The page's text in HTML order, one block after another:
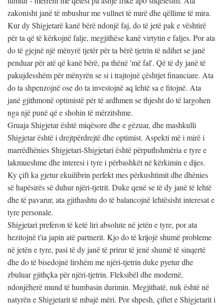
zakonisht janë të mbushur me vullnet të mirë dhe qëllime të mira.
Kur dy Shigjetarë kanë bërë ndonjë faj, do të jetë pak e vështirë
për ta që të kërkojnë falje, megjithëse kanë virtytin e faljes. Por ata
do të gjejnë një mënyrë tjetër për ta bërë tjetrin të ndihet se janë
penduar për atë që kanë bërë, pa thënë 'më fal'. Që të dy janë të
pakujdesshëm për mënyrën se si i trajtojnë çështjet financiare. Ata
do ta shpenzojnë ose do ta investojnë aq lehtë sa e fitojnë. Ata
janë gjithmonë optimistë për të ardhmen se thjesht do të largohen
nga një punë që e shohin të mërzitshme.
Gruaja Shigjetar është miqësore dhe e gëzuar, dhe mashkulli
Shigjetar është i drejtpërdrejtë dhe optimist. Aspekti më i mirë i
marrëdhënies Shigjetari-Shigjetari është përputhshmëria e tyre e
lakmueshme dhe interesi i tyre i përbashkët në kërkimin e dijes.
Ky çift ka gjetur ekuilibrin perfekt mes përkushtimit dhe dhënies
së hapësirës së duhur njëri-tjetrit. Duke qenë se të dy janë të lehtë
dhe të pavarur, ata gjithashtu do të balancojnë lehtësisht interesat e
tyre personale.
Shigjetari preferon të ketë liri absolute në jetën e tyre, por ata
hezitojnë t'ia japin atë partnerit. Kjo do të krijojë shumë probleme
në jetën e tyre, pasi të dy janë të prirur të jenë shumë të sinqertë
dhe do të bisedojnë lirshëm me njëri-tjetrin duke pyetur dhe
zbuluar gjithçka për njëri-tjetrin. Fleksibël dhe modernë,
ndonjëherë mund të humbasin durimin. Megjithatë, nuk është në
natyrën e Shigjetarit të mbajë mëri. Por shpesh, çiftet e Shigjetarit i